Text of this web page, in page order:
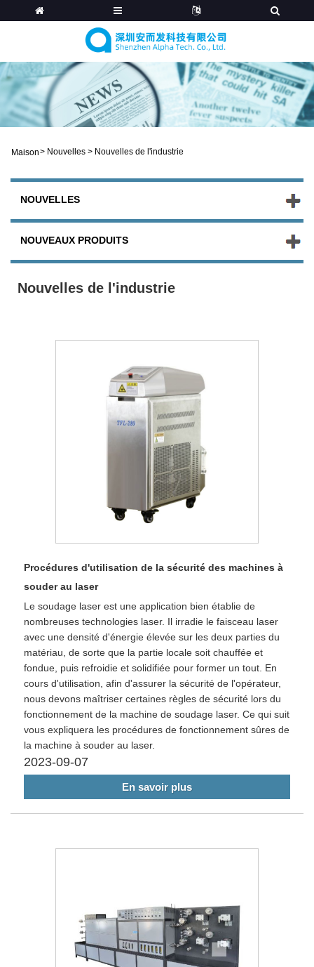
Maison> Nouvelles > Nouvelles de l'industrie
NOUVELLES
NOUVEAUX PRODUITS
Nouvelles de l'industrie
Procédures d'utilisation de la sécurité des machines à
souder au laser
Le soudage laser est une application bien établie de
nombreuses technologies laser. Il irradie le faisceau laser
avec une densité d'énergie élevée sur les deux parties du
matériau, de sorte que la partie locale soit chauffée et
fondue, puis refroidie et solidifiée pour former un tout. En
cours d'utilisation, afin d'assurer la sécurité de l'opérateur,
nous devons maîtriser certaines règles de sécurité lors du
fonctionnement de la machine de soudage laser. Ce qui suit
vous expliquera les procédures de fonctionnement sûres de
la machine à souder au laser.
2023-09-07
En savoir plus